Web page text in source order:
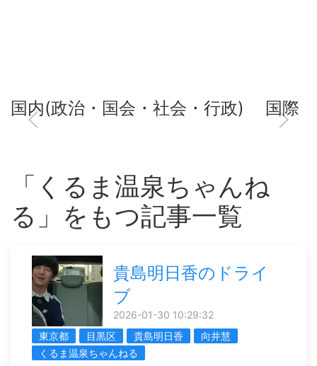
国内(政治・国会・社会・行政) 国際
「くるま温泉ちゃんね
る」をもつ記事一覧
貴島明日香のドライ
ブ
2026-01-30 10:29:32
東京都
目黒区 貴島明日香
向井慧
くるま温泉ちゃんねる